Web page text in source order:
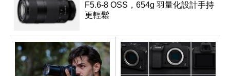
F5.6-8 OSS，654g 羽量化設計手持
更輕鬆